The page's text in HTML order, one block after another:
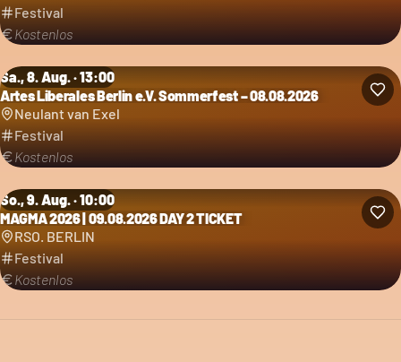
Festival
Kostenlos
Sa., 8. Aug. · 13:00
Artes Liberales Berlin e.V. Sommerfest – 08.08.2026
Neulant van Exel
Festival
Kostenlos
Kategorie: Festival
So., 9. Aug. · 10:00
MAGMA 2026 | 09.08.2026 DAY 2 TICKET
RSO. BERLIN
Festival
Kostenlos
Kategorie: Festival